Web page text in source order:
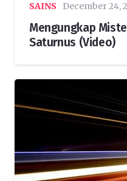
SAINS December 24,
Mengungkap
Saturnus (Video)